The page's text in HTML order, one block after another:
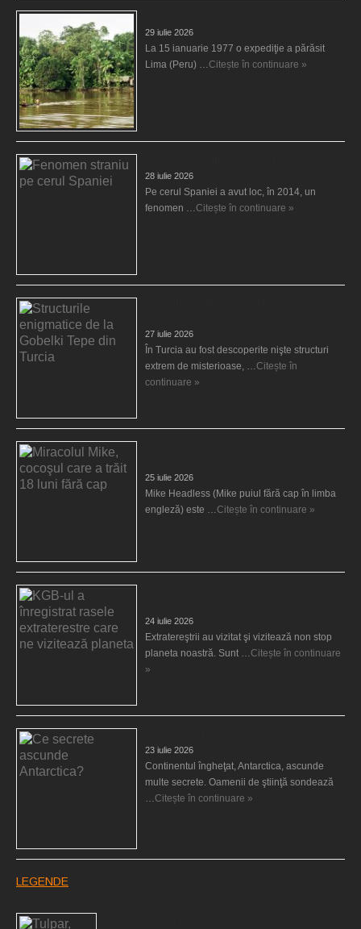
29 iulie 2026
La 15 ianuarie 1977 o expediţie a părăsit
Lima (Peru) …Citește în continuare »
28 iulie 2026
Pe cerul Spaniei a avut loc, în 2014, un
fenomen …Citește în continuare »
27 iulie 2026
În Turcia au fost descoperite nişte structuri
extrem de misterioase, …Citește în
continuare »
25 iulie 2026
Mike Headless (Mike puiul fără cap în limba
engleză) este …Citește în continuare »
24 iulie 2026
Extratereştrii au vizitat şi vizitează non stop
planeta noastră. Sunt …Citește în continuare
»
23 iulie 2026
Continentul îngheţat, Antarctica, ascunde
multe secrete. Oamenii de ştiinţă sondează
…Citește în continuare »
LEGENDE